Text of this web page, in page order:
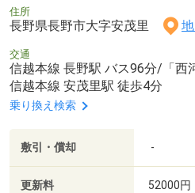
住所
長野県長野市大字安茂里
交通
信越本線 長野駅 バス96分/「西
信越本線 安茂里駅 徒歩4分
乗り換え検索
敷引・償却 -
更新料 52000円